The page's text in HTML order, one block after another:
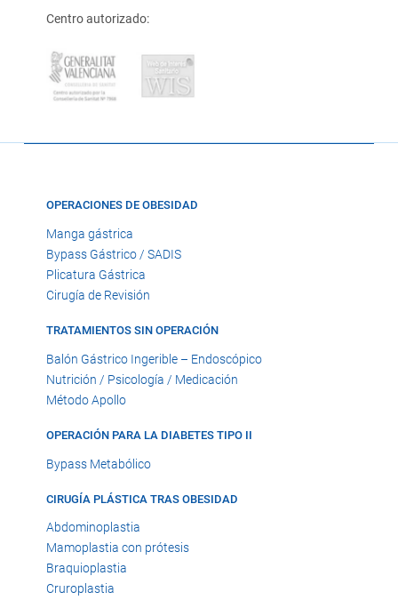
Centro autorizado:
OPERACIONES DE OBESIDAD
Manga gástrica
Bypass Gástrico / SADIS
Plicatura Gástrica
Cirugía de Revisión
TRATAMIENTOS SIN OPERACIÓN
Balón Gástrico Ingerible – Endoscópico
Nutrición / Psicología / Medicación
Método Apollo
OPERACIÓN PARA LA DIABETES TIPO II
Bypass Metabólico
CIRUGÍA PLÁSTICA TRAS OBESIDAD
Abdominoplastia
Mamoplastia con prótesis
Braquioplastia
Cruroplastia